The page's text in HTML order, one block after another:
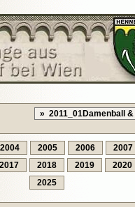
2004 2005 2006 2007
2017 2018 2019 2020
2025